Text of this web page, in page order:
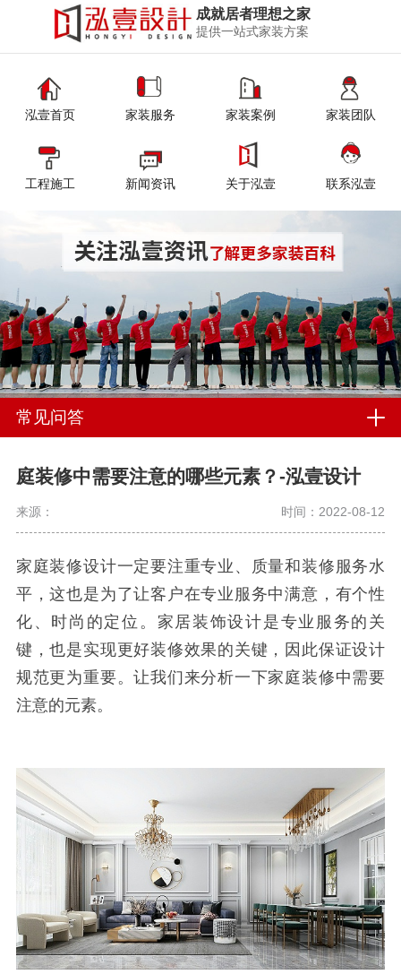
成就居者理想之家
提供一站式家装方案
泓壹首页 家装服务 家装案例 家装团队
工程施工 新闻资讯 关于泓壹 联系泓壹
常见问答
庭装修中需要注意的哪些元素？-泓壹设计
来源： 时间：2022-08-12
家庭装修设计一定要注重专业、质量和装修服务水
平，这也是为了让客户在专业服务中满意，有个性
化、时尚的定位。家居装饰设计是专业服务的关
键，也是实现更好装修效果的关键，因此保证设计
规范更为重要。让我们来分析一下家庭装修中需要
注意的元素。